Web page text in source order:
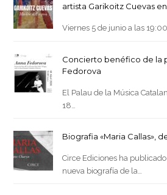
artista Garikoitz Cuevas
Viernes 5 de junio a las 19:00
Concierto benéfico de la
Fedorova
El Palau de la Música
18…
Biografia «Maria Callas»,
Circe Ediciones ha
nueva biografía de la…